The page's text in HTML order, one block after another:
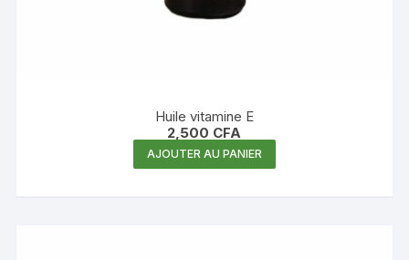
Huile vitamine E
2,500 CFA
AJOUTER AU PANIER